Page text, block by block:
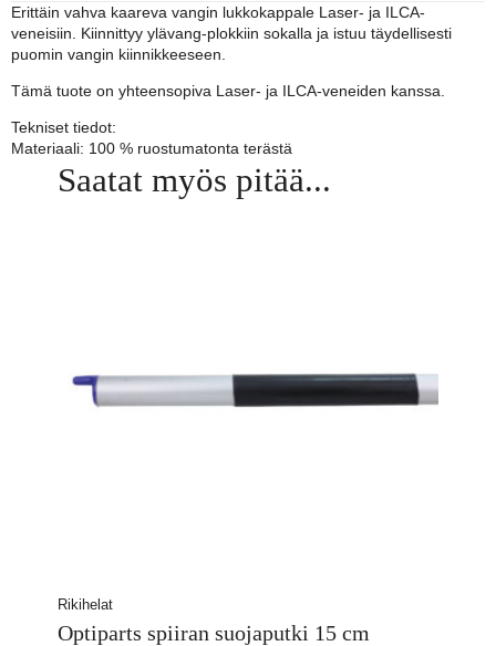
Erittäin vahva kaareva vangin lukkokappale Laser- ja ILCA-
veneisiin. Kiinnittyy ylävang-plokkiin sokalla ja istuu täydellisesti
puomin vangin kiinnikkeeseen.
Tämä tuote on yhteensopiva Laser- ja ILCA-veneiden kanssa.
Tekniset tiedot:
Materiaali: 100 % ruostumatonta terästä
Saatat myös pitää...
Rikihelat
Optiparts spiiran suojaputki 15 cm